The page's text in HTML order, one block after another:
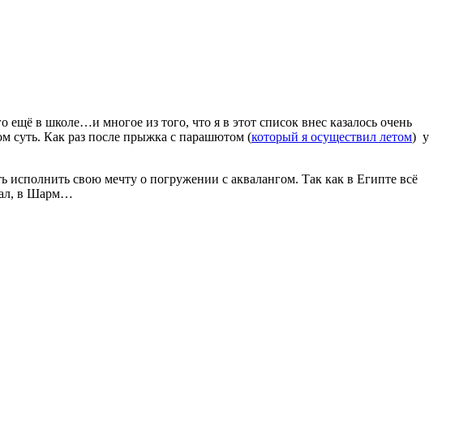
в школе…и многое из того, что я в этот список внес казалось очень
суть. Как раз после прыжка с парашютом (который я осуществил летом) у
исполнить свою мечту о погружении с аквалангом. Так как в Египте всё
в Шарм…